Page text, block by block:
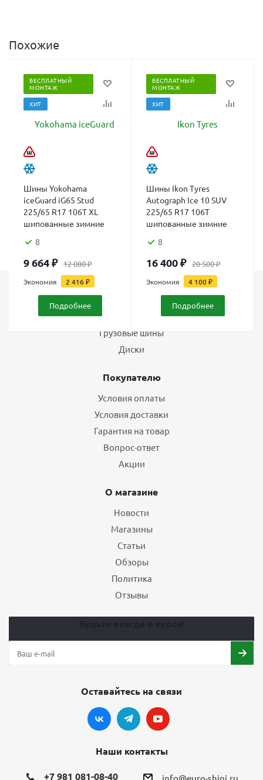
Похожие
БЕСПЛАТНЫЙ
МОНТАЖ
ХИТ
Шины Yokohama
iceGuard iG65 Stud
225/65 R17 106T XL
шипованные зимние
8
9 664₽ 12 080₽
Экономия 2 416₽
Подробнее
БЕСПЛАТНЫЙ
МОНТАЖ
ХИТ
Шины Ikon Tyres
Autograph Ice 10 SUV
225/65 R17 106T
шипованные зимние
8
16 400₽ 20 500₽
Экономия 4 100₽
Подробнее
Грузовые шины
Диски
Покупателю
Условия оплаты
Условия доставки
Гарантия на товар
Вопрос-ответ
Акции
О магазине
Новости
Магазины
Статьи
Обзоры
Политика
Отзывы
Оставайтесь на связи
Наши контакты
+7 981 081-08-40